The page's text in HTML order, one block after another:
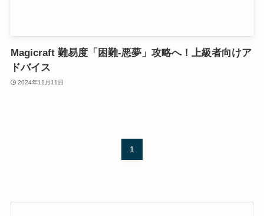
Magicraft 難易度「困難-悪夢」攻略へ！上級者向けア
ドバイス
2024年11月11日
1